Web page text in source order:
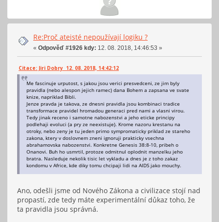
Re:Proč ateisté nepoužívají logiku ?
« Odpověď #1926 kdy: 12. 08. 2018, 14:46:53 »
Citace: Jiri Dobry 12. 08. 2018, 14:42:12
Me fascinuje urputost, s jakou jsou verici presvedceni, ze jim byly
pravidla (nebo alespon jejich ramec) dana Bohem a zapsana ve svate
knize, napriklad Bibli.
Jenze pravda je takova, ze dnesni pravidla jsou kombinaci tradice
transformace pravidel hromadou generaci pred nami a vlasni virou.
Tedy jinak receno i samotne nabozenstvi a jeho eticke principy
podlehaji evoluci (a pry ze neexistuje). Krome nazoru krestanu na
otroky, nebo zeny je tu jeden primo sympromaticky priklad ze stareho
zakona, ktery v doslovnem zneni ignoruji prakticky vsechna
abrahamovska nabozenstvi. Konkretne Genesis 38:8-10, pribeh o
Onanovi. Buh ho usmrtil, protoze odmitnul oplodnit manzelku jeho
bratra. Nasleduje nekolik tisic let vykladu a dnes je z toho zakaz
kondomu v Africe, kde diky tomu chcipaji lidi na AIDS jako mouchy.
Ano, odešli jsme od Nového Zákona a civilizace stojí nad
propastí, zde tedy máte experimentální důkaz toho, že
ta pravidla jsou správná.